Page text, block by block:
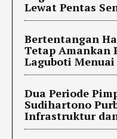
Lewat Pentas
Bertentangan
Tetap Amankan
Laguboti
Dua Periode
Sudihartono
Infrastruktur